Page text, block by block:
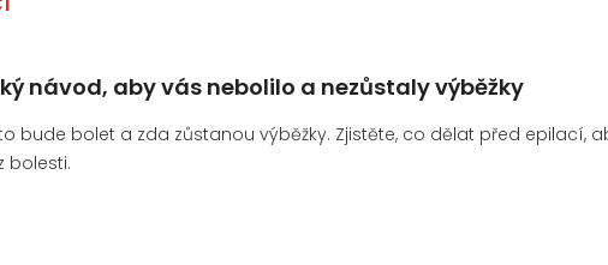
návod, aby vás nebolilo a nezůstaly výběžky
bude bolet a zda zůstanou výběžky. Zjistěte, co dělat před epilací,
bolesti.